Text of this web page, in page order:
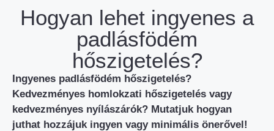
Hogyan lehet ingyenes a
padlásfödém
hőszigetelés?
Ingyenes padlásfödém hőszigetelés?
Kedvezményes homlokzati hőszigetelés vagy
kedvezményes nyílászárók? Mutatjuk hogyan
juthat hozzájuk ingyen vagy minimális önerővel!